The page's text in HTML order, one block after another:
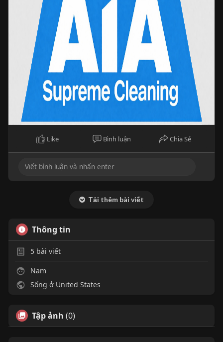
Like Bình luận Chia Sẻ
Tải thêm bài viết
Thông tin
5bài viết
Nam
Sống ở United States
Tập ảnh (0)